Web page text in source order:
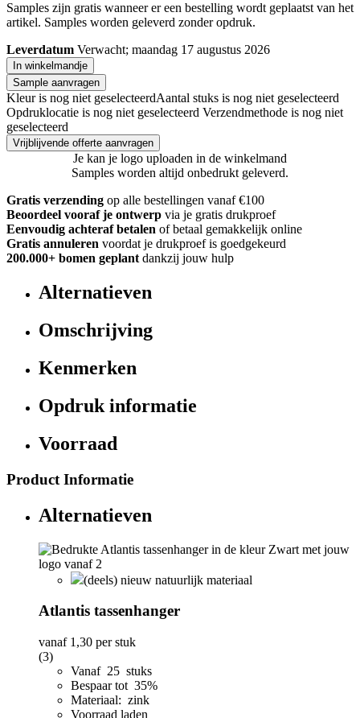
Samples zijn gratis wanneer er een bestelling wordt geplaatst van het
artikel. Samples worden geleverd zonder opdruk.
Leverdatum Verwacht; maandag 17 augustus 2026
In winkelmandje
Sample aanvragen
Kleur is nog niet geselecteerdAantal stuks is nog niet geselecteerd
Opdruklocatie is nog niet geselecteerd Verzendmethode is nog niet
geselecteerd
Vrijblijvende offerte aanvragen
Je kan je logo uploaden in de winkelmand
Samples worden altijd onbedrukt geleverd.
Gratis verzending op alle bestellingen vanaf €100
Beoordeel vooraf je ontwerp via je gratis drukproef
Eenvoudig achteraf betalen of betaal gemakkelijk online
Gratis annuleren voordat je drukproef is goedgekeurd
200.000+ bomen geplant dankzij jouw hulp
Alternatieven
Omschrijving
Kenmerken
Opdruk informatie
Voorraad
Product Informatie
Alternatieven
(deels) nieuw natuurlijk materiaal
Atlantis tassenhanger
vanaf 1,30 per stuk
(3)
Vanaf 25 stuks
Bespaar tot 35%
Materiaal: zink
Voorraad laden